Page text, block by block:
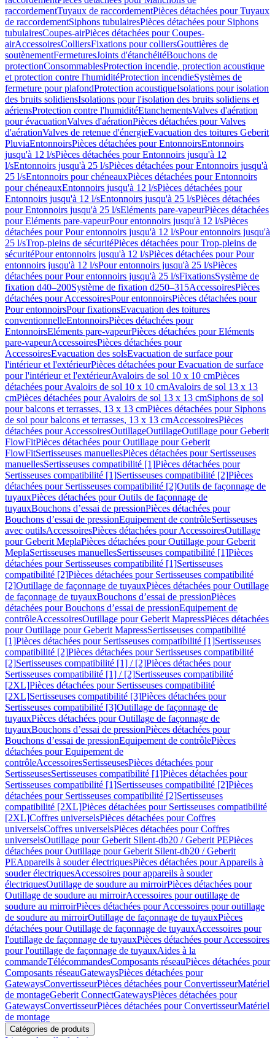
raccordementTuyaux de raccordementPièces détachées pour Tuyaux
de raccordementSiphons tubulairesPièces détachées pour Siphons
tubulairesCoupes-airPièces détachées pour Coupes-
airAccessoiresColliersFixations pour colliersGouttières de
soutènementFermeturesJoints d'étanchéitéBouchons de
protectionConsommablesProtection incendie, protection acoustique
et protection contre l'humiditéProtection incendieSystèmes de
fermeture pour plafondProtection acoustiqueIsolations pour isolation
des bruits solidiensIsolations pour l'isolation des bruits solidiens et
aériensProtection contre l'humiditéEtanchementsValves d'aération
pour évacuationValves d'aérationPièces détachées pour Valves
d'aérationValves de retenue d'énergieEvacuation des toitures Geberit
PluviaEntonnoirsPièces détachées pour EntonnoirsEntonnoirs
jusqu'à 12 l/sPièces détachées pour Entonnoirs jusqu'à 12
l/sEntonnoirs jusqu'à 25 l/sPièces détachées pour Entonnoirs jusqu'à
25 l/sEntonnoirs pour chéneauxPièces détachées pour Entonnoirs
pour chéneauxEntonnoirs jusqu'à 12 l/sPièces détachées pour
Entonnoirs jusqu'à 12 l/sEntonnoirs jusqu'à 25 l/sPièces détachées
pour Entonnoirs jusqu'à 25 l/sEléments pare-vapeurPièces détachées
pour Eléments pare-vapeurPour entonnoirs jusqu'à 12 l/sPièces
détachées pour Pour entonnoirs jusqu'à 12 l/sPour entonnoirs jusqu'à
25 l/sTrop-pleins de sécuritéPièces détachées pour Trop-pleins de
sécuritéPour entonnoirs jusqu'à 12 l/sPièces détachées pour Pour
entonnoirs jusqu'à 12 l/sPour entonnoirs jusqu'à 25 l/sPièces
détachées pour Pour entonnoirs jusqu'à 25 l/sFixationsSystème de
fixation d40–200Système de fixation d250–315AccessoiresPièces
détachées pour AccessoiresPour entonnoirsPièces détachées pour
Pour entonnoirsPour fixationsEvacuation des toitures
conventionnelleEntonnoirsPièces détachées pour
EntonnoirsEléments pare-vapeurPièces détachées pour Eléments
pare-vapeurAccessoiresPièces détachées pour
AccessoiresEvacuation des solsEvacuation de surface pour
l'intérieur et l'extérieurPièces détachées pour Evacuation de surface
pour l'intérieur et l'extérieurAvaloirs de sol 10 x 10 cmPièces
détachées pour Avaloirs de sol 10 x 10 cmAvaloirs de sol 13 x 13
cmPièces détachées pour Avaloirs de sol 13 x 13 cmSiphons de sol
pour balcons et terrasses, 13 x 13 cmPièces détachées pour Siphons
de sol pour balcons et terrasses, 13 x 13 cmAccessoiresPièces
détachées pour AccessoiresOutillageOutillageOutillage pour Geberit
FlowFitPièces détachées pour Outillage pour Geberit
FlowFitSertisseuses manuellesPièces détachées pour Sertisseuses
manuellesSertisseuses compatibilité [1]Pièces détachées pour
Sertisseuses compatibilité [1]Sertisseuses compatibilité [2]Pièces
détachées pour Sertisseuses compatibilité [2]Outils de façonnage de
tuyauxPièces détachées pour Outils de façonnage de
tuyauxBouchons d’essai de pressionPièces détachées pour
Bouchons d’essai de pressionEquipement de contrôleSertisseuses
avec outilsAccessoiresPièces détachées pour AccessoiresOutillage
pour Geberit MeplaPièces détachées pour Outillage pour Geberit
MeplaSertisseuses manuellesSertisseuses compatibilité [1]Pièces
détachées pour Sertisseuses compatibilité [1]Sertisseuses
compatibilité [2]Pièces détachées pour Sertisseuses compatibilité
[2]Outillage de façonnage de tuyauxPièces détachées pour Outillage
de façonnage de tuyauxBouchons d’essai de pressionPièces
détachées pour Bouchons d’essai de pressionEquipement de
contrôleAccessoiresOutillage pour Geberit MapressPièces détachées
pour Outillage pour Geberit MapressSertisseuses compatibilité
[1]Pièces détachées pour Sertisseuses compatibilité [1]Sertisseuses
compatibilité [2]Pièces détachées pour Sertisseuses compatibilité
[2]Sertisseuses compatibilité [1] / [2]Pièces détachées pour
Sertisseuses compatibilité [1] / [2]Sertisseuses compatibilité
[2XL]Pièces détachées pour Sertisseuses compatibilité
[2XL]Sertisseuses compatibilité [3]Pièces détachées pour
Sertisseuses compatibilité [3]Outillage de façonnage de
tuyauxPièces détachées pour Outillage de façonnage de
tuyauxBouchons d’essai de pressionPièces détachées pour
Bouchons d’essai de pressionEquipement de contrôlePièces
détachées pour Equipement de
contrôleAccessoiresSertisseusesPièces détachées pour
SertisseusesSertisseuses compatibilité [1]Pièces détachées pour
Sertisseuses compatibilité [1]Sertisseuses compatibilité [2]Pièces
détachées pour Sertisseuses compatibilité [2]Sertisseuses
compatibilité [2XL]Pièces détachées pour Sertisseuses compatibilité
[2XL]Coffres universelsPièces détachées pour Coffres
universelsCoffres universelsPièces détachées pour Coffres
universelsOutillage pour Geberit Silent-db20 / Geberit PEPièces
détachées pour Outillage pour Geberit Silent-db20 / Geberit
PEAppareils à souder électriquesPièces détachées pour Appareils à
souder électriquesAccessoires pour appareils à souder
électriquesOutillage de soudure au mirroirPièces détachées pour
Outillage de soudure au mirroirAccessoires pour outillage de
soudure au mirroirPièces détachées pour Accessoires pour outillage
de soudure au mirroirOutillage de façonnage de tuyauxPièces
détachées pour Outillage de façonnage de tuyauxAccessoires pour
l'outillage de façonnage de tuyauxPièces détachées pour Accessoires
pour l'outillage de façonnage de tuyauxAides à la
commandeTélécommandesComposants réseauPièces détachées pour
Composants réseauGatewaysPièces détachées pour
GatewaysConvertisseurPièces détachées pour ConvertisseurMatériel
de montageGeberit ConnectGatewaysPièces détachées pour
GatewaysConvertisseurPièces détachées pour ConvertisseurMatériel
de montage
Catégories de produits